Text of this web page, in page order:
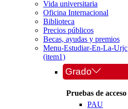
Vida universitaria
Oficina Internacional
Biblioteca
Precios públicos
Becas, ayudas y premios
Menu-Estudiar-En-La-Urjc
(item1)
Grado
Pruebas de acceso
PAU